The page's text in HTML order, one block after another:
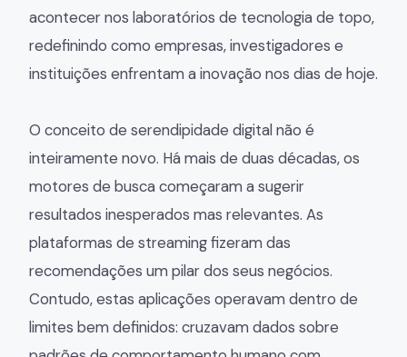
acontecer nos laboratórios de tecnologia de topo,
redefinindo como empresas, investigadores e
instituições enfrentam a inovação nos dias de hoje.
O conceito de serendipidade digital não é
inteiramente novo. Há mais de duas décadas, os
motores de busca começaram a sugerir
resultados inesperados mas relevantes. As
plataformas de streaming fizeram das
recomendações um pilar dos seus negócios.
Contudo, estas aplicações operavam dentro de
limites bem definidos: cruzavam dados sobre